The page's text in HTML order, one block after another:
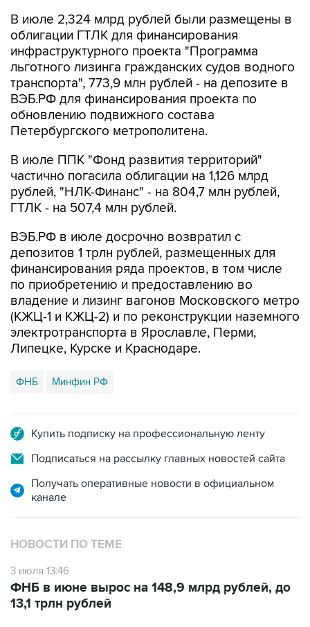
В июле 2,324 млрд рублей были размещены в
облигации ГТЛК для финансирования
инфраструктурного проекта "Программа
льготного лизинга гражданских судов водного
транспорта", 773,9 млн рублей - на депозите в
ВЭБ.РФ для финансирования проекта по
обновлению подвижного состава
Петербургского метрополитена.
В июле ППК "Фонд развития территорий"
частично погасила облигации на 1,126 млрд
рублей, "НЛК-Финанс" - на 804,7 млн рублей,
ГТЛК - на 507,4 млн рублей.
ВЭБ.РФ в июле досрочно возвратил с
депозитов 1 трлн рублей, размещенных для
финансирования ряда проектов, в том числе
по приобретению и предоставлению во
владение и лизинг вагонов Московского метро
(КЖЦ-1 и КЖЦ-2) и по реконструкции наземного
электротранспорта в Ярославле, Перми,
Липецке, Курске и Краснодаре.
ФНБ Минфин РФ
Купить подписку на профессиональную ленту
Подписаться на рассылку главных новостей сайта
Получать оперативные новости в официальном
канале
НОВОСТИ ПО ТЕМЕ
3 июля 13:46
ФНБ в июне вырос на 148,9 млрд рублей, до
13,1 трлн рублей